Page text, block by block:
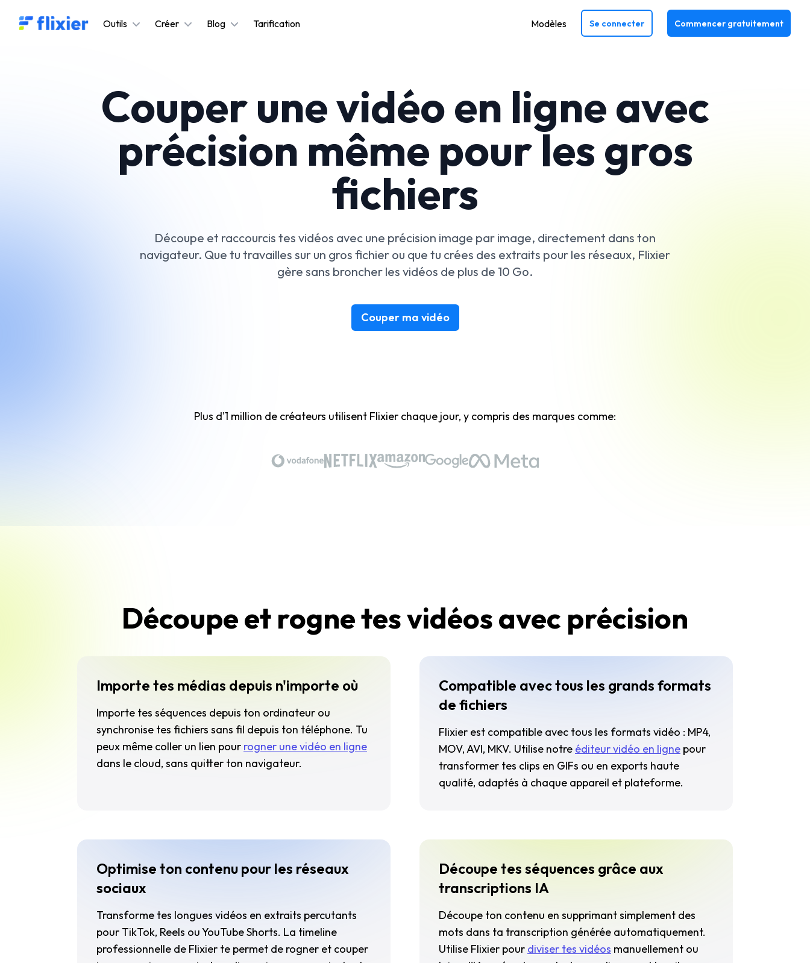
Flixier logo - Home Outils Créer Blog Tarification Modèles Se connecter Commencer gratuitement
Couper une vidéo en ligne avec
précision même pour les gros
fichiers
Découpe et raccourcis tes vidéos avec une précision image par image, directement dans ton
navigateur. Que tu travailles sur un gros fichier ou que tu crées des extraits pour les réseaux, Flixier
gère sans broncher les vidéos de plus de 10 Go.
Couper ma vidéo
Plus d'1 million de créateurs utilisent Flixier chaque jour, y compris des marques comme:
Découpe et rogne tes vidéos avec précision
Importe tes médias depuis n'importe où
Importe tes séquences depuis ton ordinateur ou
synchronise tes fichiers sans fil depuis ton téléphone. Tu
peux même coller un lien pour rogner une vidéo en ligne
dans le cloud, sans quitter ton navigateur.
Compatible avec tous les grands formats
de fichiers
Flixier est compatible avec tous les formats vidéo : MP4,
MOV, AVI, MKV. Utilise notre éditeur vidéo en ligne pour
transformer tes clips en GIFs ou en exports haute
qualité, adaptés à chaque appareil et plateforme.
Optimise ton contenu pour les réseaux
sociaux
Transforme tes longues vidéos en extraits percutants
pour TikTok, Reels ou YouTube Shorts. La timeline
professionnelle de Flixier te permet de rogner et couper
Découpe tes séquences grâce aux
transcriptions IA
Découpe ton contenu en supprimant simplement des
mots dans ta transcription générée automatiquement.
Utilise Flixier pour diviser tes vidéos manuellement ou